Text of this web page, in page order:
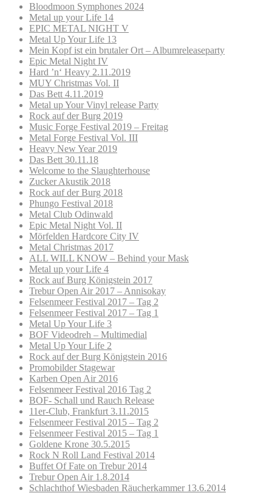
Bloodmoon Symphones 2024
Metal up your Life 14
EPIC METAL NIGHT V
Metal Up Your Life 13
Mein Kopf ist ein brutaler Ort – Albumreleaseparty
Epic Metal Night IV
Hard ’n‘ Heavy 2.11.2019
MUY Christmas Vol. II
Das Bett 4.11.2019
Metal up Your Vinyl release Party
Rock auf der Burg 2019
Music Forge Festival 2019 – Freitag
Metal Forge Festival Vol. III
Heavy New Year 2019
Das Bett 30.11.18
Welcome to the Slaughterhouse
Zucker Akustik 2018
Rock auf der Burg 2018
Phungo Festival 2018
Metal Club Odinwald
Epic Metal Night Vol. II
Mörfelden Hardcore City IV
Metal Christmas 2017
ALL WILL KNOW – Behind your Mask
Metal up your Life 4
Rock auf Burg Königstein 2017
Trebur Open Air 2017 – Annisokay
Felsenmeer Festival 2017 – Tag 2
Felsenmeer Festival 2017 – Tag 1
Metal Up Your Life 3
BOF Videodreh – Multimedial
Metal Up Your Life 2
Rock auf der Burg Königstein 2016
Promobilder Stagewar
Karben Open Air 2016
Felsenmeer Festival 2016 Tag 2
BOF- Schall und Rauch Release
11er-Club, Frankfurt 3.11.2015
Felsenmeer Festival 2015 – Tag 2
Felsenmeer Festival 2015 – Tag 1
Goldene Krone 30.5.2015
Rock N Roll Land Festival 2014
Buffet Of Fate on Trebur 2014
Trebur Open Air 1.8.2014
Schlachthof Wiesbaden Räucherkammer 13.6.2014